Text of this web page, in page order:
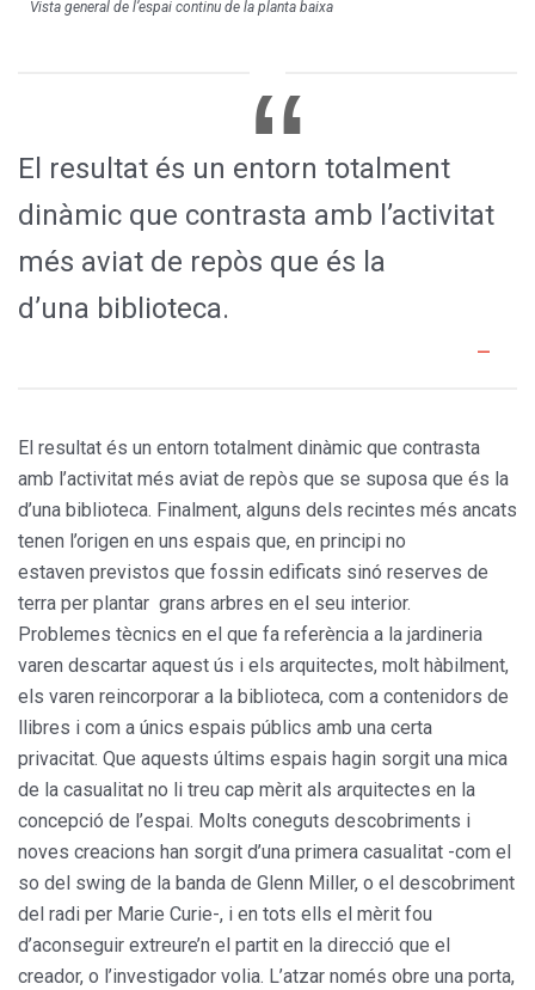
Vista general de l’espai continu de la planta baixa
El resultat és un entorn totalment
dinàmic que contrasta amb l’activitat
més aviat de repòs que és la
d’una biblioteca.
El resultat és un entorn totalment dinàmic que contrasta
amb l’activitat més aviat de repòs que se suposa que és la
d’una biblioteca. Finalment, alguns dels recintes més ancats
tenen l’origen en uns espais que, en principi no
estaven previstos que fossin edificats sinó reserves de
terra per plantar grans arbres en el seu interior.
Problemes tècnics en el que fa referència a la jardineria
varen descartar aquest ús i els arquitectes, molt hàbilment,
els varen reincorporar a la biblioteca, com a contenidors de
llibres i com a únics espais públics amb una certa
privacitat. Que aquests últims espais hagin sorgit una mica
de la casualitat no li treu cap mèrit als arquitectes en la
concepció de l’espai. Molts coneguts descobriments i
noves creacions han sorgit d’una primera casualitat -com el
so del swing de la banda de Glenn Miller, o el descobriment
del radi per Marie Curie-, i en tots ells el mèrit fou
d’aconseguir extreure’n el partit en la direcció que el
creador, o l’investigador volia. L’atzar només obre una porta,